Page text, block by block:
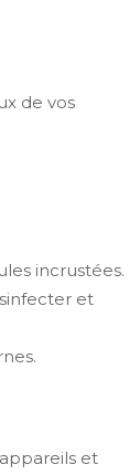
de vos
incrustées.
et
et